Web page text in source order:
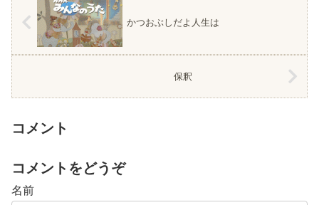
かつおぶしだよ人生は
保釈
コメント
コメントをどうぞ
名前